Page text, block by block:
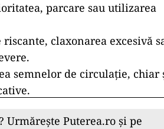
parcare sau utilizarea
claxonarea excesivă
semnelor de circulație, chiar
Puterea.ro și pe